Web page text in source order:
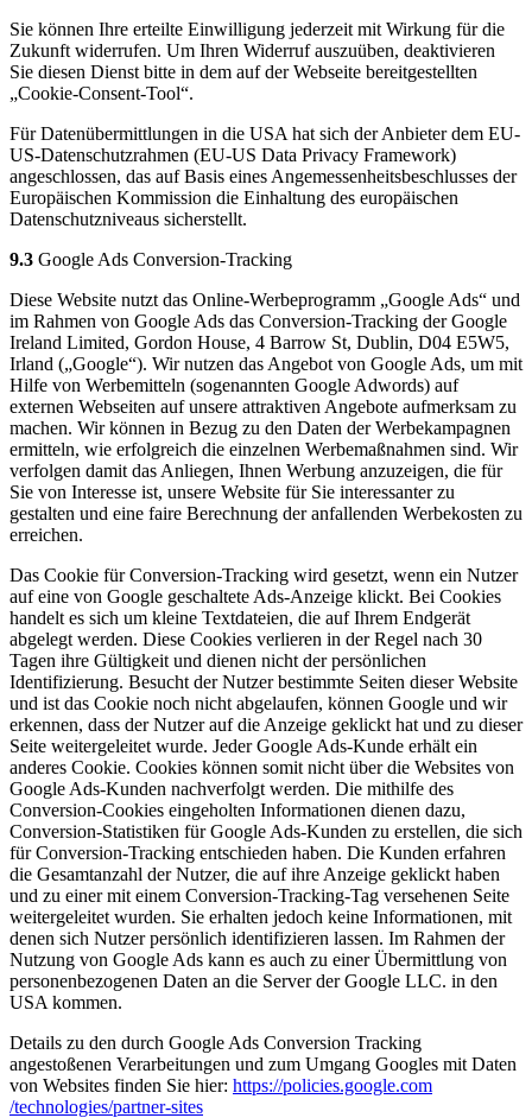
Sie können Ihre erteilte Einwilligung jederzeit mit Wirkung für die
Zukunft widerrufen. Um Ihren Widerruf auszuüben, deaktivieren
Sie diesen Dienst bitte in dem auf der Webseite bereitgestellten
„Cookie-Consent-Tool“.
Für Datenübermittlungen in die USA hat sich der Anbieter dem EU-
US-Datenschutzrahmen (EU-US Data Privacy Framework)
angeschlossen, das auf Basis eines Angemessenheitsbeschlusses der
Europäischen Kommission die Einhaltung des europäischen
Datenschutzniveaus sicherstellt.
9.3 Google Ads Conversion-Tracking
Diese Website nutzt das Online-Werbeprogramm „Google Ads“ und
im Rahmen von Google Ads das Conversion-Tracking der Google
Ireland Limited, Gordon House, 4 Barrow St, Dublin, D04 E5W5,
Irland („Google“). Wir nutzen das Angebot von Google Ads, um mit
Hilfe von Werbemitteln (sogenannten Google Adwords) auf
externen Webseiten auf unsere attraktiven Angebote aufmerksam zu
machen. Wir können in Bezug zu den Daten der Werbekampagnen
ermitteln, wie erfolgreich die einzelnen Werbemaßnahmen sind. Wir
verfolgen damit das Anliegen, Ihnen Werbung anzuzeigen, die für
Sie von Interesse ist, unsere Website für Sie interessanter zu
gestalten und eine faire Berechnung der anfallenden Werbekosten zu
erreichen.
Das Cookie für Conversion-Tracking wird gesetzt, wenn ein Nutzer
auf eine von Google geschaltete Ads-Anzeige klickt. Bei Cookies
handelt es sich um kleine Textdateien, die auf Ihrem Endgerät
abgelegt werden. Diese Cookies verlieren in der Regel nach 30
Tagen ihre Gültigkeit und dienen nicht der persönlichen
Identifizierung. Besucht der Nutzer bestimmte Seiten dieser Website
und ist das Cookie noch nicht abgelaufen, können Google und wir
erkennen, dass der Nutzer auf die Anzeige geklickt hat und zu dieser
Seite weitergeleitet wurde. Jeder Google Ads-Kunde erhält ein
anderes Cookie. Cookies können somit nicht über die Websites von
Google Ads-Kunden nachverfolgt werden. Die mithilfe des
Conversion-Cookies eingeholten Informationen dienen dazu,
Conversion-Statistiken für Google Ads-Kunden zu erstellen, die sich
für Conversion-Tracking entschieden haben. Die Kunden erfahren
die Gesamtanzahl der Nutzer, die auf ihre Anzeige geklickt haben
und zu einer mit einem Conversion-Tracking-Tag versehenen Seite
weitergeleitet wurden. Sie erhalten jedoch keine Informationen, mit
denen sich Nutzer persönlich identifizieren lassen. Im Rahmen der
Nutzung von Google Ads kann es auch zu einer Übermittlung von
personenbezogenen Daten an die Server der Google LLC. in den
USA kommen.
Details zu den durch Google Ads Conversion Tracking
angestoßenen Verarbeitungen und zum Umgang Googles mit Daten
von Websites finden Sie hier: https://policies.google.com
/technologies/partner-sites